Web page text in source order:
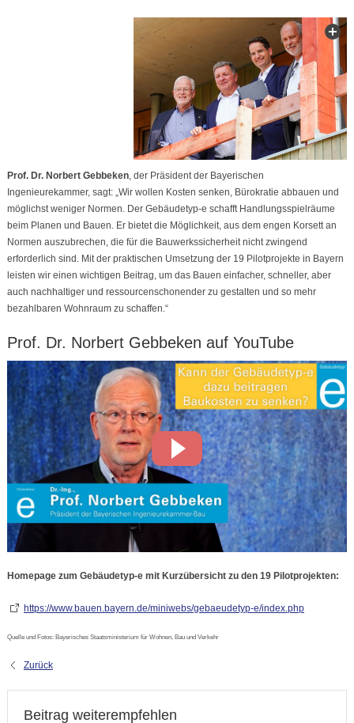
Prof. Dr. Norbert Gebbeken, der Präsident der Bayerischen
Ingenieurekammer, sagt: „Wir wollen Kosten senken, Bürokratie abbauen und
möglichst weniger Normen. Der Gebäudetyp-e schafft Handlungsspielräume
beim Planen und Bauen. Er bietet die Möglichkeit, aus dem engen Korsett an
Normen auszubrechen, die für die Bauwerkssicherheit nicht zwingend
erforderlich sind. Mit der praktischen Umsetzung der 19 Pilotprojekte in Bayern
leisten wir einen wichtigen Beitrag, um das Bauen einfacher, schneller, aber
auch nachhaltiger und ressourcenschonender zu gestalten und so mehr
bezahlbaren Wohnraum zu schaffen.“
Prof. Dr. Norbert Gebbeken auf YouTube
Homepage zum Gebäudetyp-e mit Kurzübersicht zu den 19 Pilotprojekten:
https://www.bauen.bayern.de/miniwebs/gebaeudetyp-e/index.php
Quelle und Fotos: Bayerisches Staatsministerium für Wohnen, Bau und Verkehr
Zurück
Beitrag weiterempfehlen